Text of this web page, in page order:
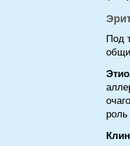
Под